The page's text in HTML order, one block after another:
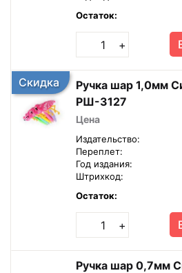
Остаток:
+
Скидка
Ручка шар 1,0мм
РШ-3127
Цена
Издательство:
Переплет:
Год издания:
Штрихкод:
Остаток:
+
Ручка шар 0,7мм